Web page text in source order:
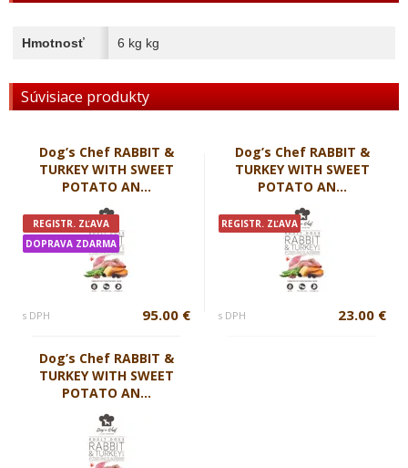
Hmotnosť 6 kg kg
Súvisiace produkty
Dog’s Chef RABBIT &
TURKEY WITH SWEET
POTATO AN...
REGISTR. ZĽAVA
DOPRAVA ZDARMA
s DPH 95.00 €
Dog’s Chef RABBIT &
TURKEY WITH SWEET
POTATO AN...
REGISTR. ZĽAVA
s DPH 23.00 €
Dog’s Chef RABBIT &
TURKEY WITH SWEET
POTATO AN...